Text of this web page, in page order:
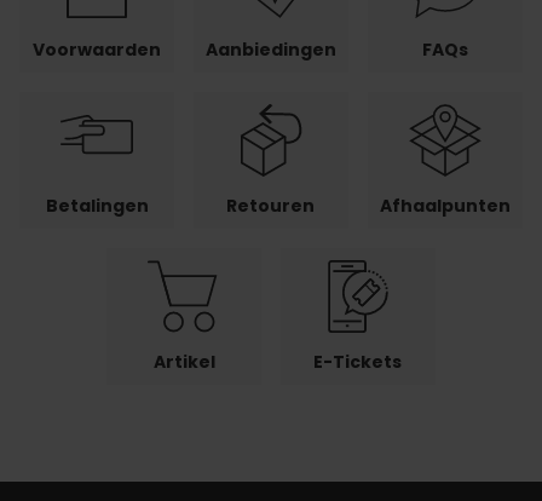
Voorwaarden Aanbiedingen FAQs
Betalingen Retouren Afhaalpunten
Artikel E-Tickets